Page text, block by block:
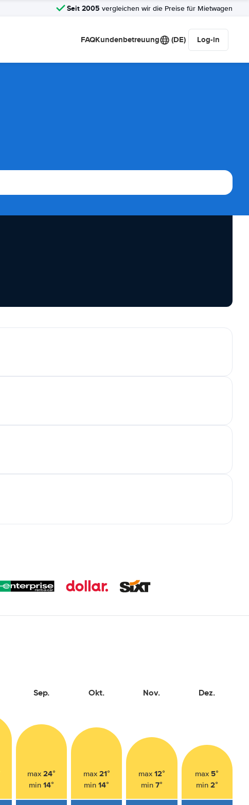
Seit 2005 vergleichen wir die Preise für Mietwagen
FAQKundenbetreuung (DE) Log-in
Sep.
max 24°
min 14°
Okt.
max 21°
min14°
Nov.
max 12°
min 7°
Dez.
max 5°
min 2°